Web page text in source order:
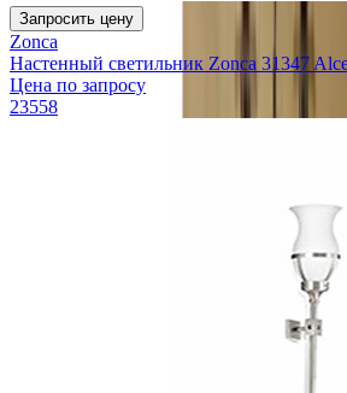
Запросить цену
Zonca
Настенный светильник Zonca 31347
Цена по запросу
23558